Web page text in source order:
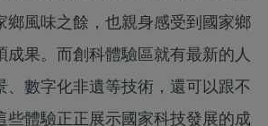
鄉風味之餘，也親身感受到國家鄉
成果。而創科體驗區就有最新的人
、數字化非遺等技術，還可以跟不
些體驗正正展示國家科技發展的成